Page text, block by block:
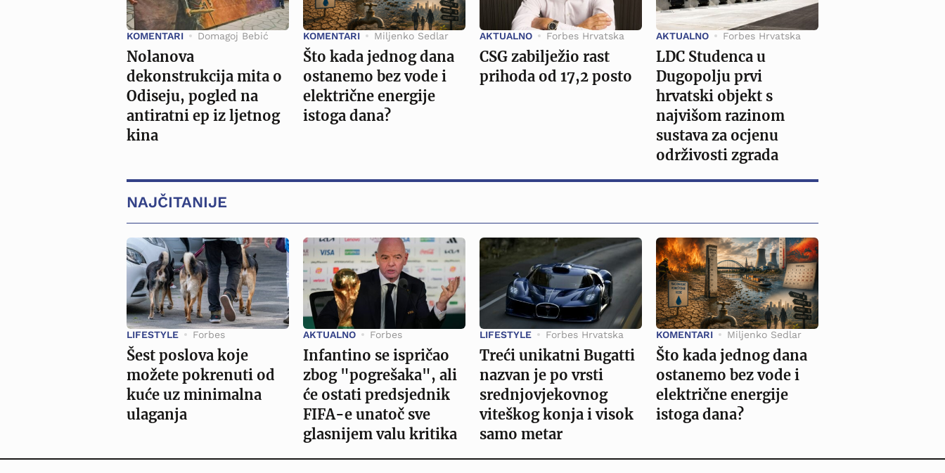
KOMENTARI Domagoj Bebić
Nolanova
dekonstrukcija mita o
Odiseju, pogled na
antiratni ep iz ljetnog
kina
KOMENTARI Miljenko Sedlar
Što kada jednog dana
ostanemo bez vode i
električne energije
istoga dana?
AKTUALNO Forbes Hrvatska
CSG zabilježio rast
prihoda od 17,2 posto
AKTUALNO Forbes Hrvatska
LDC Studenca u
Dugopolju prvi
hrvatski objekt s
najvišom razinom
sustava za ocjenu
održivosti zgrada
NAJČITANIJE
LIFESTYLE Forbes
Šest poslova koje
možete pokrenuti od
kuće uz minimalna
ulaganja
AKTUALNO Forbes
Infantino se ispričao
zbog "pogrešaka", ali
će ostati predsjednik
FIFA-e unatoč sve
glasnijem valu kritika
LIFESTYLE Forbes Hrvatska
Treći unikatni Bugatti
nazvan je po vrsti
srednjovjekovnog
viteškog konja i visok
samo metar
KOMENTARI Miljenko Sedlar
Što kada jednog dana
ostanemo bez vode i
električne energije
istoga dana?